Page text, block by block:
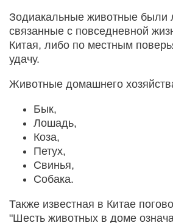
Зодиакальные животные были
связанные с повседневной
Китая, либо по местным
удачу.
Животные домашнего
Бык,
Лошадь,
Коза,
Петух,
Свинья,
Собака.
Также известная в Китае
"Шесть животных в доме